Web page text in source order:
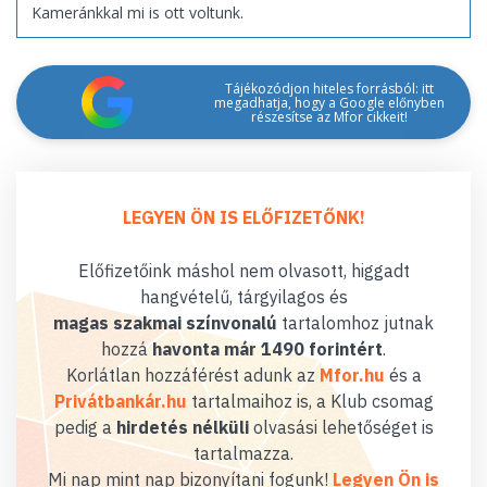
Kameránkkal mi is ott voltunk.
Tájékozódjon hiteles forrásból: itt
megadhatja, hogy a Google előnyben
részesítse az Mfor cikkeit!
LEGYEN ÖN IS ELŐFIZETŐNK!
Előfizetőink máshol nem olvasott, higgadt
hangvételű, tárgyilagos és
magas szakmai színvonalú tartalomhoz jutnak
hozzáhavonta már 1490 forintért.
Korlátlan hozzáférést adunk az Mfor.hu és a
Privátbankár.hu tartalmaihoz is, a Klub csomag
pedig a hirdetés nélküliolvasási lehetőséget is
tartalmazza.
Mi nap mint nap bizonyítani fogunk! Legyen Ön is